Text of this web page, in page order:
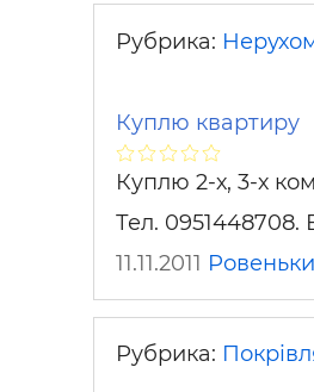
Рубрика:
Куплю квартиру
Куплю 2-х, 3-х
Тел.
11.11.2011 Ровеньки
Рубрика: